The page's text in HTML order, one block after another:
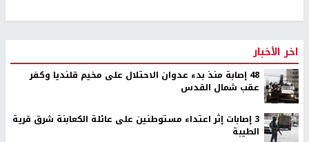
اخر الأخبار
48 إصابة منذ بدء عدوان الاحتلال على مخيم قلنديا وكفر
عقب شمال القدس
‏3 إصابات إثر اعتداء مستوطنين على عائلة الكعابنة شرق قرية
الطيبة